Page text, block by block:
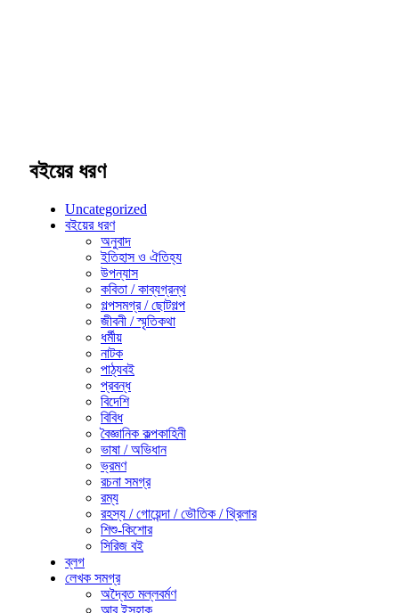
বইয়ের ধরণ
Uncategorized
বইয়ের ধরণ
অনুবাদ
ইতিহাস ও ঐতিহ্য
উপন্যাস
কবিতা / কাব্যগ্রন্থ
গল্পসমগ্র / ছোটগল্প
জীবনী / স্মৃতিকথা
ধর্মীয়
নাটক
পাঠ্যবই
প্রবন্ধ
বিদেশি
বিবিধ
বৈজ্ঞানিক কল্পকাহিনী
ভাষা / অভিধান
ভ্রমণ
রচনা সমগ্র
রম্য
রহস্য / গোয়েন্দা / ভৌতিক / থ্রিলার
শিশু-কিশোর
সিরিজ বই
ব্লগ
লেখক সমগ্র
অদ্বৈত মল্লবর্মণ